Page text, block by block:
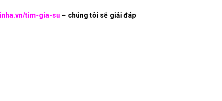
tim-gia-su – chúng tôi sẽ giải đáp